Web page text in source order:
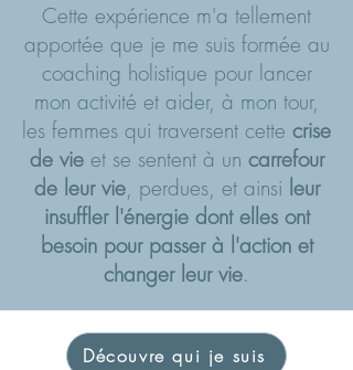
Cette expérience m'a tellement
apportée que je me suis formée au
coaching holistique pour lancer
mon activité et aider, à mon tour,
les femmes qui traversent cette crise
de vie et se sentent à un carrefour
de leur vie, perdues, et ainsi leur
insuffler l'énergie dont elles ont
besoin pour passer à l'action et
changer leur vie.
Découvre qui je suis